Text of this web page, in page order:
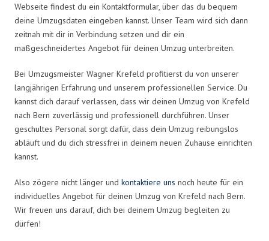
Webseite findest du ein Kontaktformular, über das du bequem
deine Umzugsdaten eingeben kannst. Unser Team wird sich dann
zeitnah mit dir in Verbindung setzen und dir ein
maßgeschneidertes Angebot für deinen Umzug unterbreiten.
Bei Umzugsmeister Wagner Krefeld profitierst du von unserer
langjährigen Erfahrung und unserem professionellen Service. Du
kannst dich darauf verlassen, dass wir deinen Umzug von Krefeld
nach Bern zuverlässig und professionell durchführen. Unser
geschultes Personal sorgt dafür, dass dein Umzug reibungslos
abläuft und du dich stressfrei in deinem neuen Zuhause einrichten
kannst.
Also zögere nicht länger und kontaktiere uns noch heute für ein
individuelles Angebot für deinen Umzug von Krefeld nach Bern.
Wir freuen uns darauf, dich bei deinem Umzug begleiten zu
dürfen!